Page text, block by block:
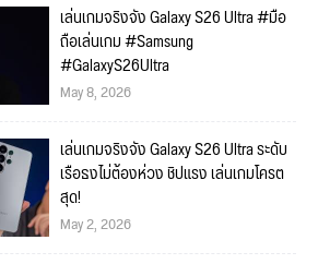
เล่นเกมจริงจัง Galaxy S26 Ultra #มือ
ถือเล่นเกม #Samsung
#GalaxyS26Ultra
May 8, 2026
เล่นเกมจริงจัง Galaxy S26 Ultra ระดับ
เรือธงไม่ต้องห่วง ชิปแรง เล่นเกมโครต
สุด!
May 2, 2026